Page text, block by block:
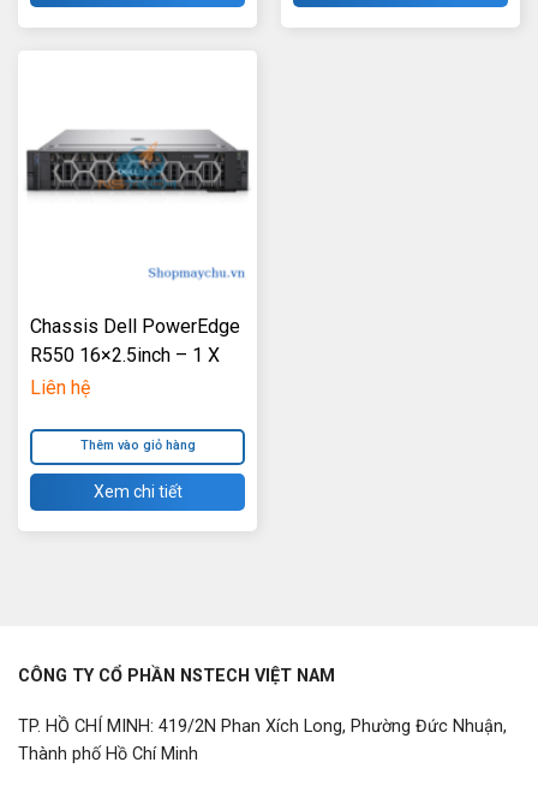
Chassis Dell PowerEdge
R550 16×2.5inch – 1 X
600W Power Supply
Liên hệ
Thêm vào giỏ hàng
Xem chi tiết
CÔNG TY CỔ PHẦN NSTECH VIỆT NAM
TP. HỒ CHÍ MINH: 419/2N Phan Xích Long, Phường Đức Nhuận,
Thành phố Hồ Chí Minh